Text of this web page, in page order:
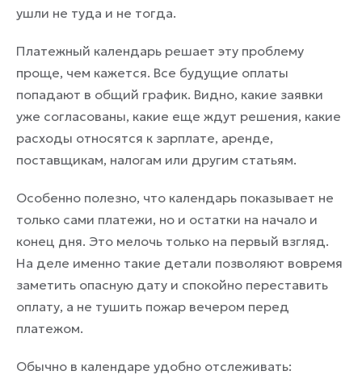
ушли не туда и не тогда.
Платежный календарь решает эту проблему
проще, чем кажется. Все будущие оплаты
попадают в общий график. Видно, какие заявки
уже согласованы, какие еще ждут решения, какие
расходы относятся к зарплате, аренде,
поставщикам, налогам или другим статьям.
Особенно полезно, что календарь показывает не
только сами платежи, но и остатки на начало и
конец дня. Это мелочь только на первый взгляд.
На деле именно такие детали позволяют вовремя
заметить опасную дату и спокойно переставить
оплату, а не тушить пожар вечером перед
платежом.
Обычно в календаре удобно отслеживать: